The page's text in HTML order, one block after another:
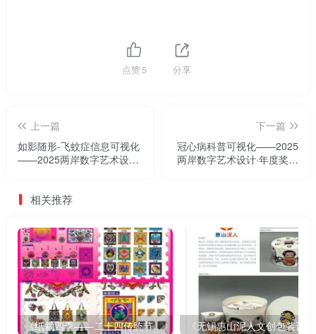
点赞5 分享
上一篇
如影随形-飞蚊症信息可视化
——2025两岸数字艺术设计·
下一篇
冠心病科普可视化——2025
两岸数字艺术设计·年度奖优
相关推荐
《纸裁四季——二十四传统节气文创设计》 《无锡惠山泥人文创包装设